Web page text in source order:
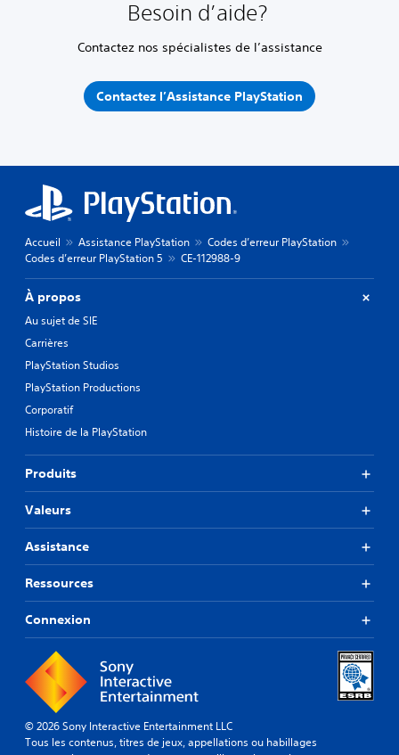
Besoin d’aide?
Contactez nos spécialistes de l’assistance
Contactez l’Assistance PlayStation
Accueil Assistance PlayStation
Codes d’erreur PlayStation
Codes d’erreur PlayStation 5
CE-112988-9
À propos
Au sujet de SIE
Carrières
PlayStation Studios
PlayStation Productions
Corporatif
Histoire de la PlayStation
Produits
Valeurs
Assistance
Ressources
Connexion
© 2026 Sony Interactive Entertainment LLC
Tous les contenus, titres de jeux, appellations ou habillages